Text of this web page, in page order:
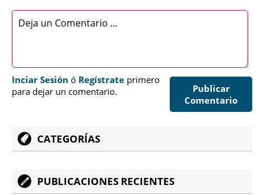
Publicar
Comentario
Inciar Sesión ó Regístrate primero
para dejar un comentario.
CATEGORÍAS
PUBLICACIONES RECIENTES